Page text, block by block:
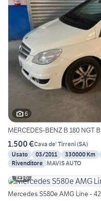
6
MERCEDES-BENZ B 180 NGT
1.500 €Cava de' Tirreni(SA)
Usato
03/2011 330000 Km
Rivenditore MAVIS AUTO
6
Mercedes S580e AMG Line -